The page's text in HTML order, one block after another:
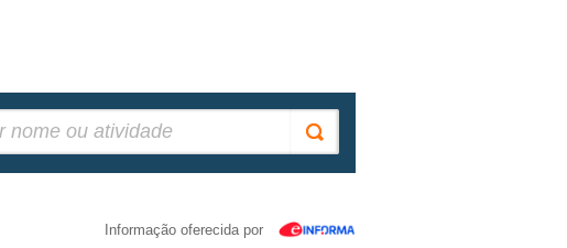
Informação oferecida por